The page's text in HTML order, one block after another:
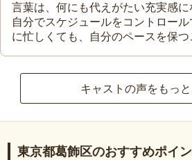
言葉は、何にも代えがたい充実感に
自分でスケジュールをコントロー
に忙しくても、自分のペースを保つ
キャストの声をもっ
東京都葛飾区のおすすめポイ